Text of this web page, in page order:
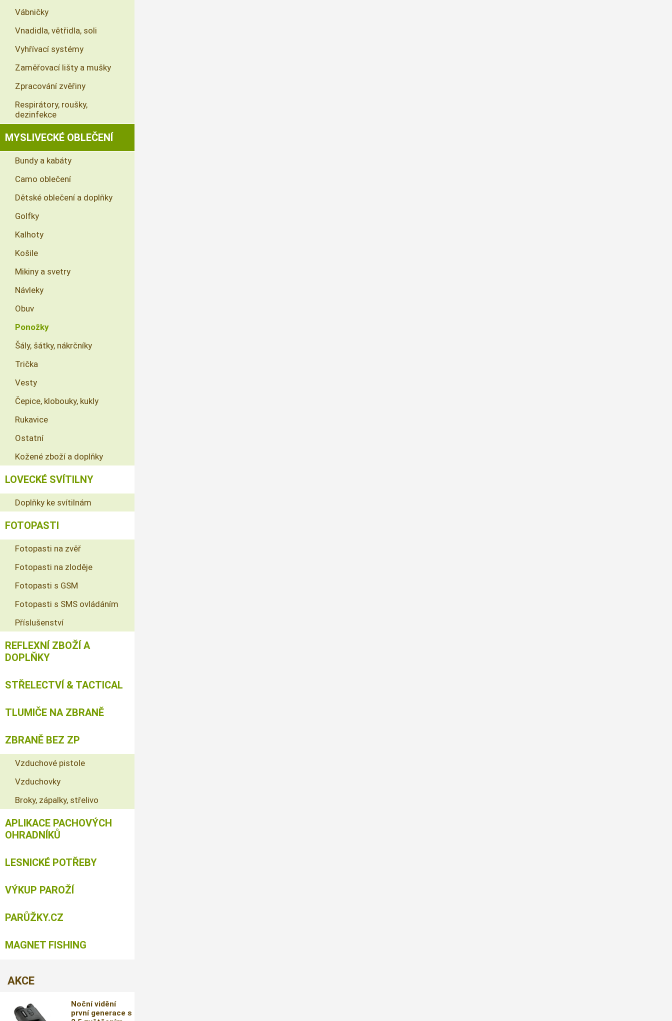
Vábničky
Vnadidla, větřidla, soli
Vyhřívací systémy
Zaměřovací lišty a mušky
Zpracování zvěřiny
Respirátory, roušky,
dezinfekce
MYSLIVECKÉ OBLEČENÍ
Bundy a kabáty
Camo oblečení
Dětské oblečení a doplňky
Golfky
Kalhoty
Košile
Mikiny a svetry
Návleky
Obuv
Ponožky
Šály, šátky, nákrčníky
Trička
Vesty
Čepice, klobouky, kukly
Rukavice
Ostatní
Kožené zboží a doplňky
LOVECKÉ SVÍTILNY
Doplňky ke svítilnám
FOTOPASTI
Fotopasti na zvěř
Fotopasti na zloděje
Fotopasti s GSM
Fotopasti s SMS ovládáním
Příslušenství
REFLEXNÍ ZBOŽÍ A
DOPLŇKY
STŘELECTVÍ & TACTICAL
TLUMIČE NA ZBRANĚ
ZBRANĚ BEZ ZP
Vzduchové pistole
Vzduchovky
Broky, zápalky, střelivo
APLIKACE PACHOVÝCH
OHRADNÍKŮ
LESNICKÉ POTŘEBY
VÝKUP PAROŽÍ
PARŮŽKY.CZ
MAGNET FISHING
AKCE
Noční vidění
první generace s